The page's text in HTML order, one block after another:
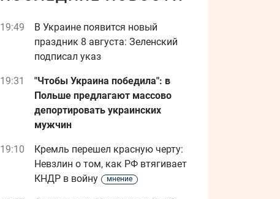
19:49
В Украине появится новый
праздник 8 августа: Зеленский
подписал указ
19:31
"Чтобы Украина победила": в
Польше предлагают массово
депортировать украинских
мужчин
19:10
Кремль перешел красную черту:
Невзлин о том, как РФ втягивает
КНДР в войну
мнение